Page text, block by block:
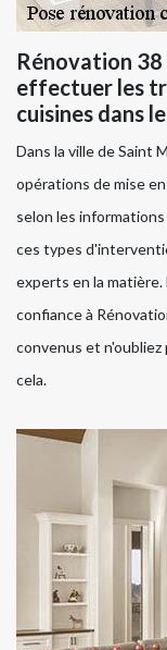
Rénovation
effectuer les
cuisines dans
Dans la ville de Saint
opérations de mise
selon les
ces types
experts en la
confiance à
convenus et n'oubliez
cela.